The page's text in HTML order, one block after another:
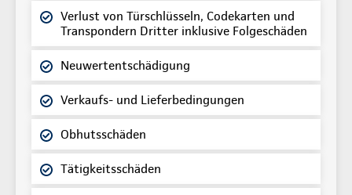
Verlust von Türschlüsseln, Codekarten und
Transpondern Dritter inklusive Folgeschäden
Neuwertentschädigung
Verkaufs- und Lieferbedingungen
Obhutsschäden
Tätigkeitsschäden